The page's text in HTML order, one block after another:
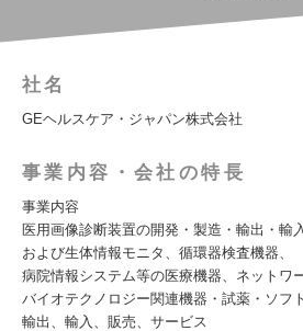
社名
GEヘルスケア・ジャパン株式会社
事業内容・会社の特長
事業内容
医用画像診断装置の開発・製造・輸出・輸
および生体情報モニタ、循環器検査機器、
病院情報システム等の医療機器、ネットワ
バイオテクノロジー関連機器・試薬・ソフ
輸出、輸入、販売、サービス